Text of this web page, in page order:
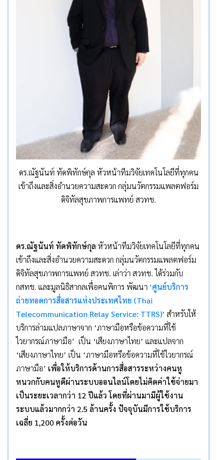
ดร.ณัฐนันท์ ทัดพิทักษ์กุล หัวหน้าทีมวิจัยเทคโนโลยีที่ทุกคน
เข้าถึงและสิ่งอำนวยความสะดวก กลุ่มนวัตกรรมแพลตฟอร์ม
ดิจิทัลสุขภาพการแพทย์ สวทช.
ดร.ณัฐนันท์ ทัดพิทักษ์กุล หัวหน้าทีมวิจัยเทคโนโลยีที่ทุกคน
เข้าถึงและสิ่งอำนวยความสะดวก กลุ่มนวัตกรรมแพลตฟอร์ม
ดิจิทัลสุขภาพการแพทย์ สวทช. เล่าว่า สวทช. ได้ร่วมกับ
กสทช. และมูลนิธิสากลเพื่อคนพิการ พัฒนา ‘ศูนย์บริการ
ถ่ายทอดการสื่อสารแห่งประเทศไทย (Thai
Telecommunication Relay Service: TTRS)’ สำหรับให้
บริการล่ามแปลภาษาจาก ‘ภาษามือหรือข้อความที่ใช้
ไวยากรณ์ภาษามือ’ เป็น ‘เสียงภาษาไทย’ และแปลจาก
‘เสียงภาษาไทย’ เป็น ‘ภาษามือหรือข้อความที่ใช้ไวยากรณ์
ภาษามือ’ เพื่อให้บริการด้านการสื่อสารระหว่างคนหู
หนวกกับคนหูดีผ่านระบบออนไลน์โดยไม่คิดค่าใช้จ่ายมา
เป็นระยะเวลากว่า 12 ปีแล้ว โดยที่ผ่านมามีผู้ใช้งาน
ระบบแล้วมากกว่า 2.5 ล้านครั้ง ปัจจุบันมีการใช้บริการ
เฉลี่ย 1,200 ครั้งต่อวัน